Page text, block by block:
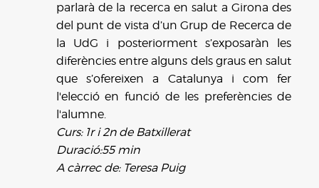
parlarà de la recerca en salut a Girona des
del punt de vista d’un Grup de Recerca de
la UdG i posteriorment s’exposaràn les
diferències entre alguns dels graus en salut
que s’ofereixen a Catalunya i com fer
l'elecció en funció de les preferències de
l'alumne.
Curs: 1r i 2n de Batxillerat
Duració:55 min
A càrrec de: Teresa Puig